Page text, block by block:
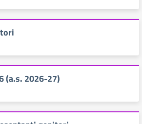
(a.s. 2026-27)